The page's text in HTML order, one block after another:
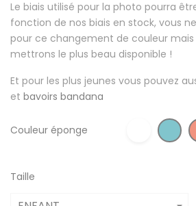
Le biais utilisé pour la photo pourra
fonction de nos biais en stock, vous
pour ce changement de couleur mais
mettrons le plus beau disponible !
Et pour les plus jeunes vous pouvez
et bavoirs bandana
Couleur éponge
Taille